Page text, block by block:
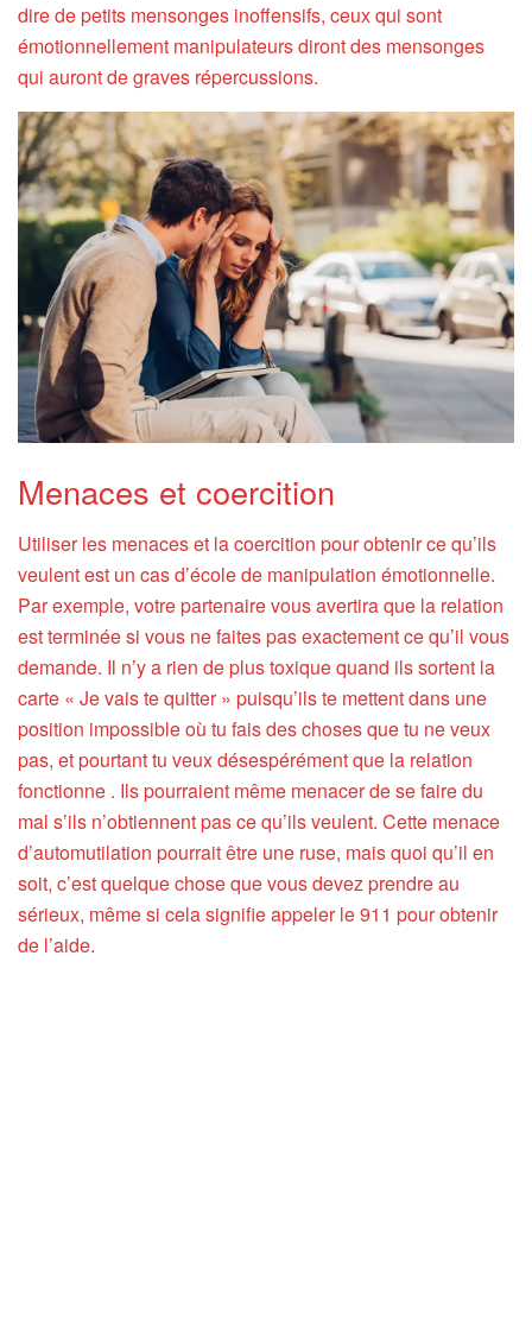
dire de petits mensonges inoffensifs, ceux qui sont
émotionnellement manipulateurs diront des mensonges
qui auront de graves répercussions.
Menaces et coercition
Utiliser les menaces et la coercition pour obtenir ce qu’ils
veulent est un cas d’école de manipulation émotionnelle.
Par exemple, votre partenaire vous avertira que la relation
est terminée si vous ne faites pas exactement ce qu’il vous
demande. Il n’y a rien de plus toxique quand ils sortent la
carte « Je vais te quitter » puisqu’ils te mettent dans une
position impossible où tu fais des choses que tu ne veux
pas, et pourtant tu veux désespérément que la relation
fonctionne . Ils pourraient même menacer de se faire du
mal s’ils n’obtiennent pas ce qu’ils veulent. Cette menace
d’automutilation pourrait être une ruse, mais quoi qu’il en
soit, c’est quelque chose que vous devez prendre au
sérieux, même si cela signifie appeler le 911 pour obtenir
de l’aide.